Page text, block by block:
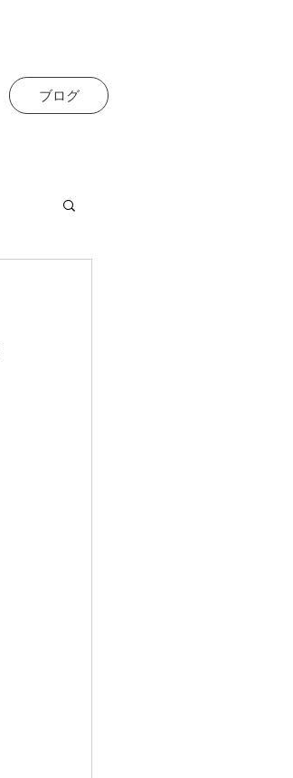
ブログ